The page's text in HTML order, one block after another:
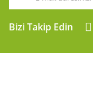
Bizi Takip Edin